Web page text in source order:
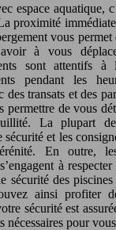
espace aquatique,
proximité
vous permet
avoir à vous
sont attentifs
pendant les
des transats et des
permettre de vous
La plupart
sécurité et les
En outre,
à
sécurité des
ainsi profiter
sécurité est
nécessaires pour